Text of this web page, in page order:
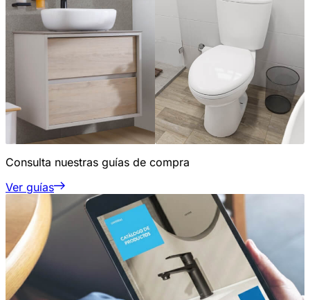
Consulta nuestras guías de compra
Ver guías